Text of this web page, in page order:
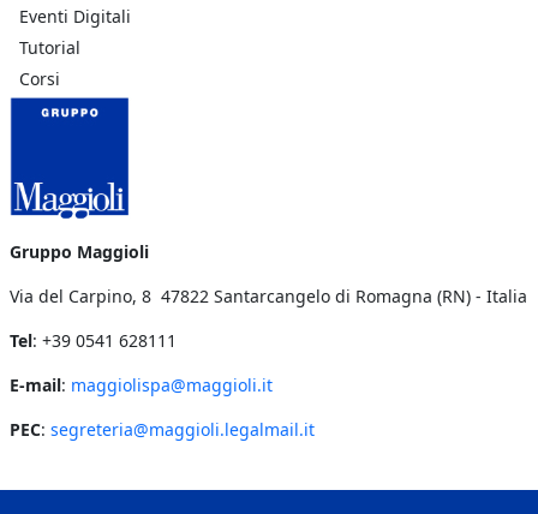
Eventi Digitali
Tutorial
Corsi
Gruppo Maggioli
Via del Carpino, 8 47822 Santarcangelo di Romagna (RN) - Italia
Tel: +39 0541 628111
E-mail: maggiolispa@maggioli.it
PEC: segreteria@maggioli.legalmail.it